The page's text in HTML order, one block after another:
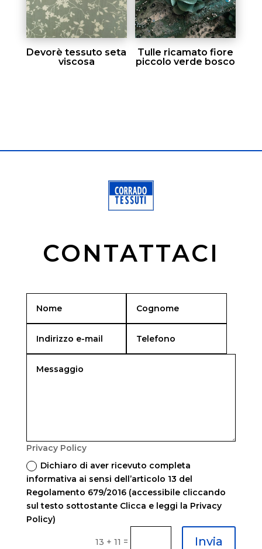
Devorè tessuto seta
viscosa
Tulle ricamato fiore
piccolo verde bosco
CONTATTACI
Privacy Policy
Dichiaro di aver ricevuto completa
informativa ai sensi dell’articolo 13 del
Regolamento 679/2016 (accessibile cliccando
sul testo sottostante Clicca e leggi la Privacy
Policy)
13 + 11 = Invia